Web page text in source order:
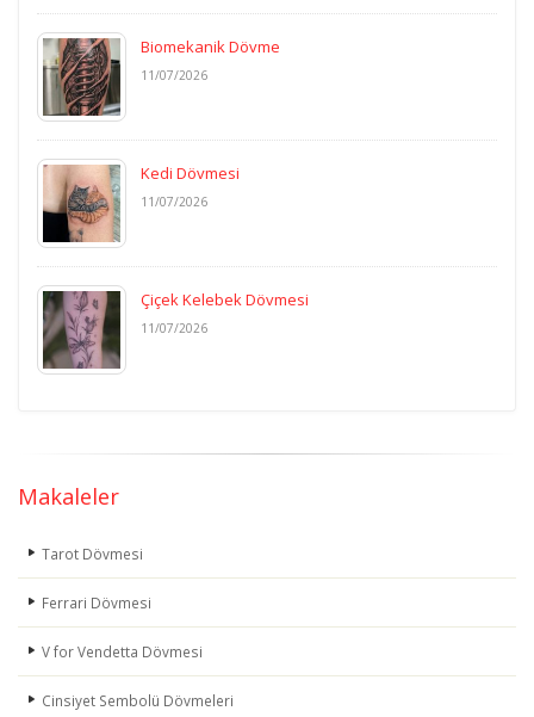
Biomekanik Dövme
11/07/2026
Kedi Dövmesi
11/07/2026
Çiçek Kelebek Dövmesi
11/07/2026
Makaleler
Tarot Dövmesi
Ferrari Dövmesi
V for Vendetta Dövmesi
Cinsiyet Sembolü Dövmeleri